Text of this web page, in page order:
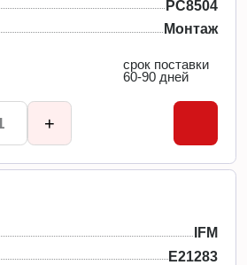
PC8504
Монтаж
срок поставки
60-90 дней
+
IFM
E21283